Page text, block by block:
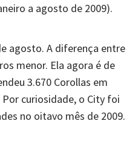
a agosto de 2009).
agosto. A diferença entre
menor. Ela agora é de
3.670 Corollas em
curiosidade, o City foi
no oitavo mês de 2009.